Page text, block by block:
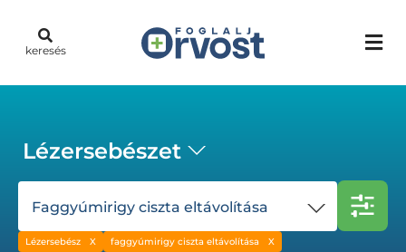
keresés
Lézersebészet
Faggyúmirigy ciszta eltávolítása
Lézersebész faggyúmirigy ciszta eltávolítása